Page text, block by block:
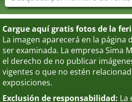
Cargue aquí gratis fotos de la
La imagen aparecerá en la página
ser examinada. La empresa Sima
el derecho de no publicar
vigentes o que no estén
exposiciones.
Exclusión de responsabilidad: La
Nombres de ferias Países
Sectores de ferias
Sectores de proveedor de